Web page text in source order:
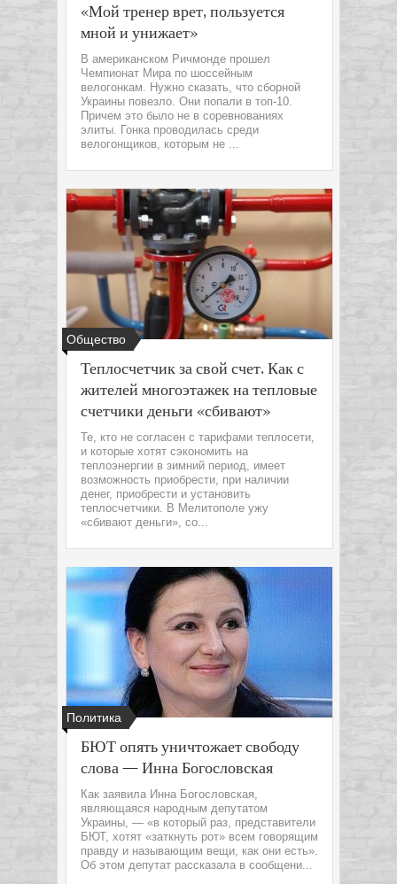
«Мой тренер врет, пользуется
мной и унижает»
В американском Ричмонде прошел
Чемпионат Мира по шоссейным
велогонкам. Нужно сказать, что сборной
Украины повезло. Они попали в топ-10.
Причем это было не в соревнованиях
элиты. Гонка проводилась среди
велогонщиков, которым не ...
Общество
Теплосчетчик за свой счет. Как с
жителей многоэтажек на тепловые
счетчики деньги «сбивают»
Те, кто не согласен с тарифами теплосети,
и которые хотят сэкономить на
теплоэнергии в зимний период, имеет
возможность приобрести, при наличии
денег, приобрести и установить
теплосчетчики. В Мелитополе ужу
«сбивают деньги», со...
Политика
БЮТ опять уничтожает свободу
слова — Инна Богословская
Как заявила Инна Богословская,
являющаяся народным депутатом
Украины, — «в который раз, представители
БЮТ, хотят «заткнуть рот» всем говорящим
правду и называющим вещи, как они есть».
Об этом депутат рассказала в сообщени...